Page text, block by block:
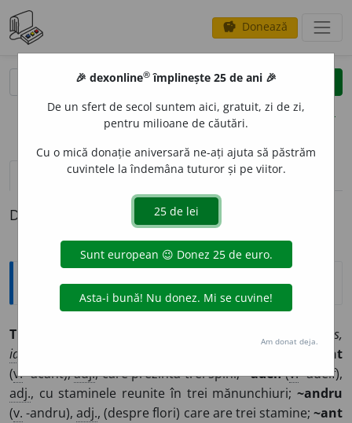
savings Donează
clear
opțiuni
definiții (1) pronunțievolume_up (39)
Definiția cu ID-ul 1001569:
Jargon
TRI-
tres,
id.
~acant
(v.-acant),adj., care prezintă trei spini;~adelf(v.-adelf),
adj., cu staminele reunite în trei mănunchiuri; ~andru
(v. -andru),adj., (despre flori) care are trei stamine;~ant
🎉 dexonline® împlinește 25 de ani 🎉
De un sfert de secol suntem aici, gratuit, zi de zi,
pentru milioane de căutări.
Cu o mică donație aniversară ne-ați ajuta să păstrăm
cuvintele la îndemâna tuturor și pe viitor.
Am donat deja.